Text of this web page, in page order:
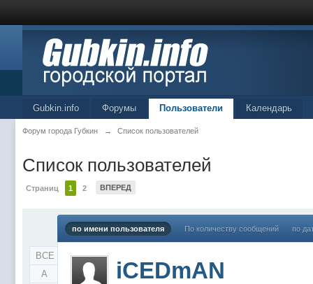
Gubkin.info Форумы Пользователи Календарь
Форум города Губкин → Список пользователей
Список пользователей
Страниц 1 2 ВПЕРЕД
ВСЕ
A
по имени пользователя По количеству сообщений по
iCEDmAN